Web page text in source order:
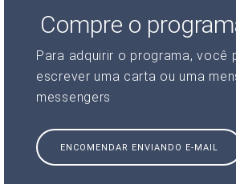
Compre o
Para adquirir o programa, você
escrever uma carta ou uma
messengers
ENCOMENDAR ENVIANDO E-MAIL